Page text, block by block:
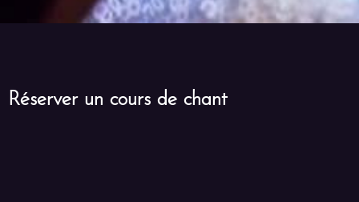
Réserver un cours de chant